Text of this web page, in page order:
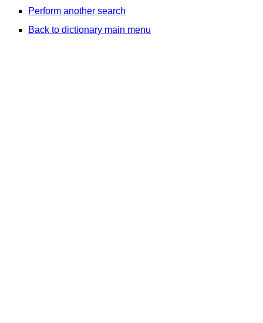
Perform another search
Back to dictionary main menu